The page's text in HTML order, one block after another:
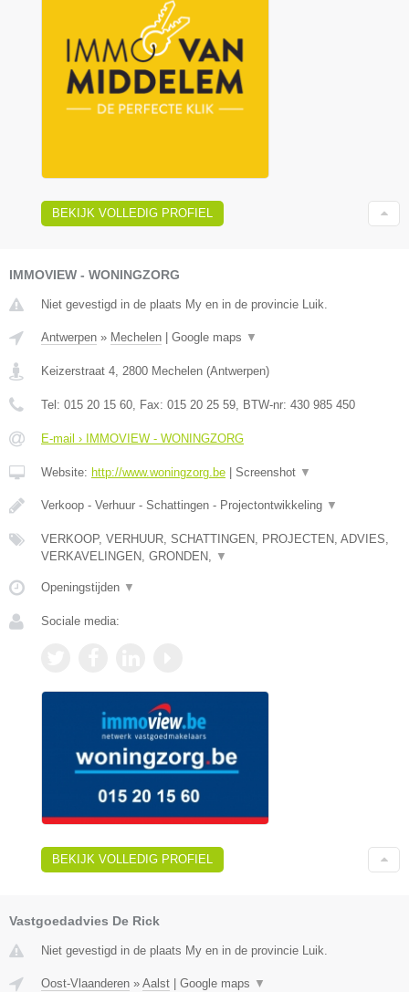
BEKIJK VOLLEDIG PROFIEL
IMMOVIEW - WONINGZORG
Niet gevestigd in de plaats My en in de provincie Luik.
Antwerpen » Mechelen Google maps ▼
Keizerstraat 4 2800 Mechelen (Antwerpen)
Tel: 015 20 15 60 , Fax: 015 20 25 59 , BTW-nr: 430 985 450
E-mail › IMMOVIEW - WONINGZORG
Website: http://www.woningzorg.be Screenshot ▼
Verkoop - Verhuur - Schattingen - Projectontwikkeling ▼
VERKOOP, VERHUUR, SCHATTINGEN, PROJECTEN, ADVIES,
VERKAVELINGEN, GRONDEN,
▼
Openingstijden ▼
Sociale media:
BEKIJK VOLLEDIG PROFIEL
Vastgoedadvies De Rick
Niet gevestigd in de plaats My en in de provincie Luik.
Oost-Vlaanderen » Aalst Google maps ▼